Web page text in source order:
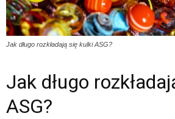
Jak długo rozkładają się kulki ASG?
Jak długo
ASG?